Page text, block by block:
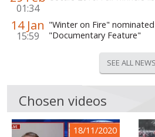
01:34
14 Jan
15:59
"Winter on Fire"
"Documentary Feature"
SEE ALL NEWS
Chosen videos
18/11/2020